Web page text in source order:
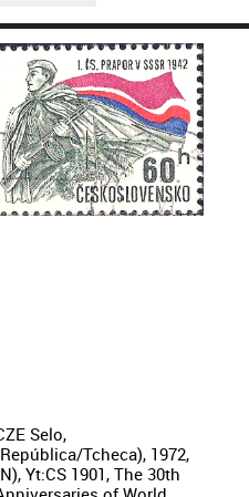
Selo,
Tcheca), 1972,
Yt:CS 1901, The 30th